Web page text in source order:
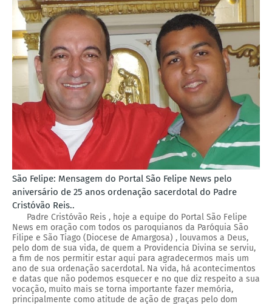
São Felipe: Mensagem do Portal São Felipe News pelo
aniversário de 25 anos ordenação sacerdotal do Padre
Cristóvão Reis..
Padre Cristóvão Reis , hoje a equipe do Portal São Felipe
News em oração com todos os paroquianos da Paróquia São
Filipe e São Tiago (Diocese de Amargosa) , louvamos a Deus,
pelo dom de sua vida, de quem a Providencia Divina se serviu,
a fim de nos permitir estar aqui para agradecermos mais um
ano de sua ordenação sacerdotal. Na vida, há acontecimentos
e datas que não podemos esquecer e no que diz respeito a sua
vocação, muito mais se torna importante fazer memória,
principalmente como atitude de ação de graças pelo dom